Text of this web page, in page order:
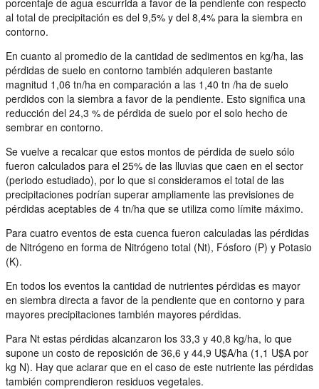
al total de precipitación es del 9,5% y del 8,4% para la siembra en
contorno.
En cuanto al promedio de la cantidad de sedimentos en kg/ha, las
pérdidas de suelo en contorno también adquieren bastante
magnitud 1,06 tn/ha en comparación a las 1,40 tn /ha de suelo
perdidos con la siembra a favor de la pendiente. Esto significa una
reducción del 24,3 % de pérdida de suelo por el solo hecho de
sembrar en contorno.
Se vuelve a recalcar que estos montos de pérdida de suelo sólo
fueron calculados para el 25% de las lluvias que caen en el sector
(periodo estudiado), por lo que si consideramos el total de las
precipitaciones podrían superar ampliamente las previsiones de
pérdidas aceptables de 4 tn/ha que se utiliza como límite máximo.
Para cuatro eventos de esta cuenca fueron calculadas las pérdidas
de Nitrógeno en forma de Nitrógeno total (Nt), Fósforo (P) y Potasio
(K).
En todos los eventos la cantidad de nutrientes pérdidas es mayor
en siembra directa a favor de la pendiente que en contorno y para
mayores precipitaciones también mayores pérdidas.
Para Nt estas pérdidas alcanzaron los 33,3 y 40,8 kg/ha, lo que
supone un costo de reposición de 36,6 y 44,9 U$A/ha (1,1 U$A por
kg N). Hay que aclarar que en el caso de este nutriente las pérdidas
también comprendieron residuos vegetales.